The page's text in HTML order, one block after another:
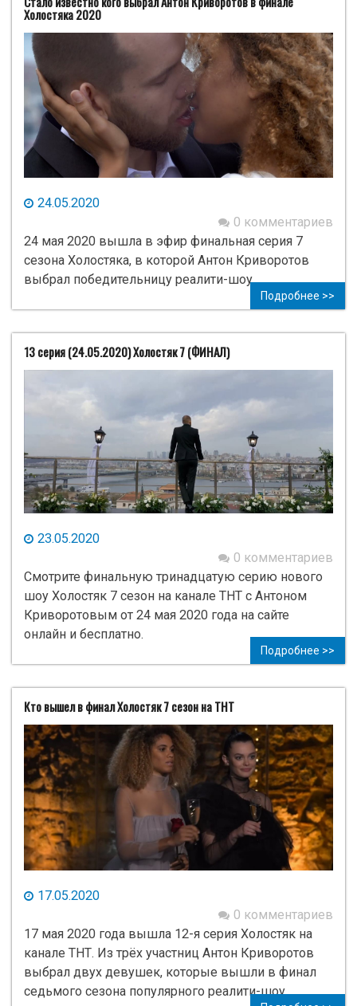
Холостяка 2020
24.05.2020
0 комментариев
24 мая 2020 вышла в эфир финальная серия 7
сезона Холостяка, в которой Антон Криворотов
выбрал победительницу реалити-шоу.
Подробнее >>
13 серия (24.05.2020) Холостяк 7 (ФИНАЛ)
23.05.2020
0 комментариев
Смотрите финальную тринадцатую серию нового
шоу Холостяк 7 сезон на канале ТНТ с Антоном
Криворотовым от 24 мая 2020 года на сайте
онлайн и бесплатно.
Подробнее >>
Кто вышел в финал Холостяк 7 сезон на ТНТ
17.05.2020
0 комментариев
17 мая 2020 года вышла 12-я серия Холостяк на
канале ТНТ. Из трёх участниц Антон Криворотов
выбрал двух девушек, которые вышли в финал
седьмого сезона популярного реалити-шоу.